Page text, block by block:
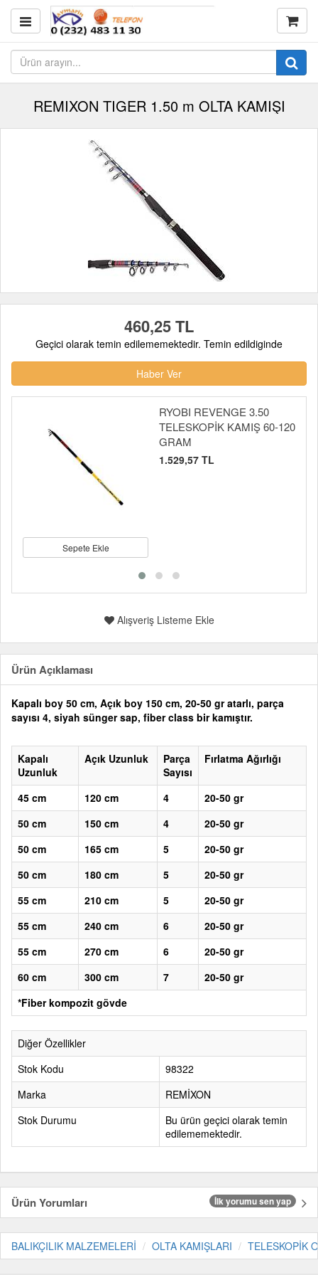
REMIXON TIGER 1.50 m OLTA KAMIŞI
460,25 TL
Geçici olarak temin edilememektedir. Temin edildiginde
Haber Ver
Sepete Ekle
RYOBI REVENGE 3.50
TELESKOPİK KAMIŞ 60-120
GRAM
1.529,57 TL
Alışveriş Listeme Ekle
Ürün Açıklaması
Kapalı boy 50 cm, Açık boy 150 cm, 20-50 gr atarlı, parça
sayısı 4, siyah sünger sap, fiber class bir kamıştır.
Kapalı
Uzunluk
Açık Uzunluk
Parça
Sayısı
Fırlatma Ağırlığı
45 cm 120 cm 4
20-50 gr
50 cm
150 cm 4
20-50 gr
50 cm
165 cm 5
20-50 gr
50 cm
180 cm 5
20-50 gr
55 cm
210 cm 5
20-50 gr
55 cm
240 cm 6
20-50 gr
55 cm
270 cm 6
20-50 gr
60 cm
300 cm 7
20-50 gr
*Fiber kompozit gövde
Diğer Özellikler
Stok Kodu
98322
Marka
REMİXON
Stok Durumu
Bu ürün geçici olarak temin
edilememektedir.
Ürün Yorumları İlk yorumu sen yap
BALIKÇILIK MALZEMELERİ OLTA KAMIŞLARI TELESKOPİK